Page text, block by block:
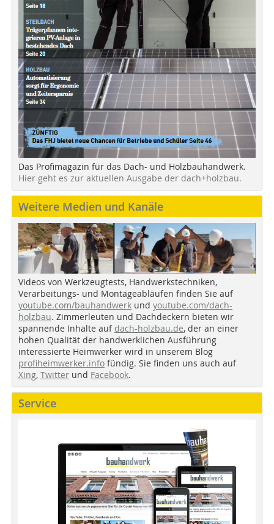
Das Profimagazin für das Dach- und Holzbauhandwerk.
Hier geht es zur aktuellen Ausgabe der dach+holzbau.
Weitere Medien und Kanäle
Videos von Werkzeugtests, Handwerkstechniken,
Verarbeitungs- und Montageabläufen finden Sie auf
youtube.com/bauhandwerk und youtube.com/dach-
holzbau. Zimmerleuten und Dachdeckern bieten wir
spannende Inhalte auf dach-holzbau.de, der an einer
hohen Qualität der handwerklichen Ausführung
interessierte Heimwerker wird in unserem Blog
profiheimwerker.info fündig. Sie finden uns auch auf
Xing, Twitter und Facebook.
Service